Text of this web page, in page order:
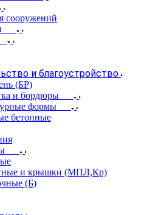
сооружений
и благоустройство
(БР)
и бордюры
формы
бетонные
и крышки (МПЛ,Кр)
(Б)